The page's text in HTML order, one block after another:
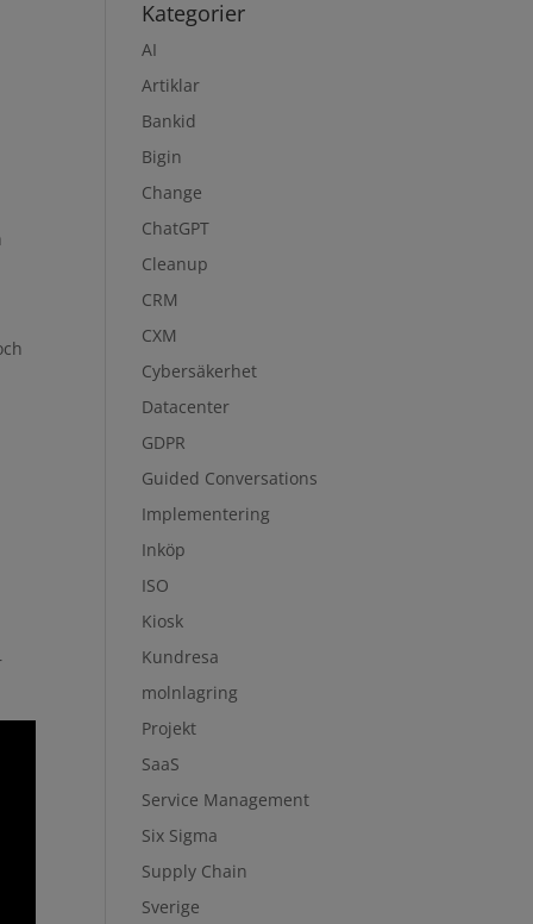
Kategorier
AI
Artiklar
Bankid
Bigin
Change
ChatGPT
Cleanup
CRM
CXM
Cybersäkerhet
Datacenter
GDPR
Guided Conversations
Implementering
Inköp
ISO
Kiosk
Kundresa
molnlagring
Projekt
SaaS
Service Management
Six Sigma
Supply Chain
Sverige